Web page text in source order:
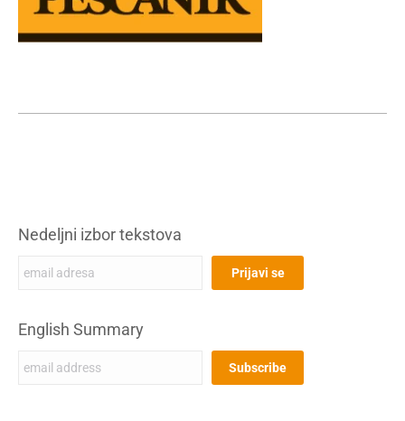
Nedeljni izbor tekstova
English Summary